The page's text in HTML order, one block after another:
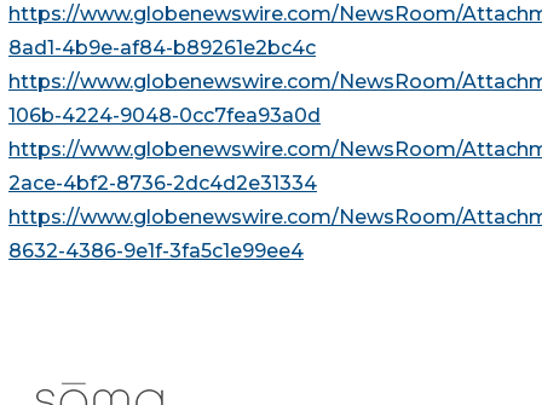
https://www.globenewswire.com/NewsRoom/
8ad1-4b9e-af84-b89261e2bc4c
https://www.globenewswire.com/NewsRoom/
106b-4224-9048-0cc7fea93a0d
https://www.globenewswire.com/NewsRoom/
2ace-4bf2-8736-2dc4d2e31334
https://www.globenewswire.com/NewsRoom/
8632-4386-9e1f-3fa5c1e99ee4